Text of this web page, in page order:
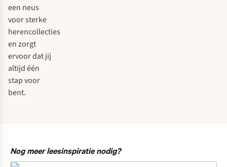
een neus
voor sterke
herencollecties
en zorgt
ervoor dat jij
altijd één
stap voor
bent.
Nog meer leesinspiratie nodig?